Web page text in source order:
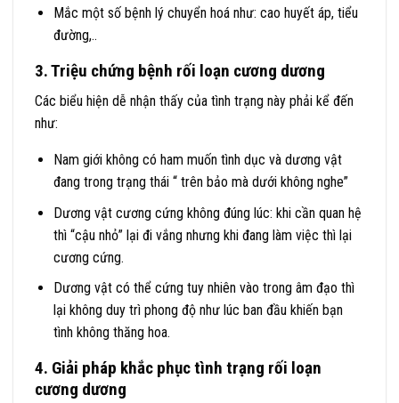
Mắc một số bệnh lý chuyển hoá như: cao huyết áp, tiểu
đường,..
3. Triệu chứng bệnh rối loạn cương dương
Các biểu hiện dễ nhận thấy của tình trạng này phải kể đến
như:
Nam giới không có ham muốn tình dục và dương vật
đang trong trạng thái “ trên bảo mà dưới không nghe”
Dương vật cương cứng không đúng lúc: khi cần quan hệ
thì “cậu nhỏ” lại đi vắng nhưng khi đang làm việc thì lại
cương cứng.
Dương vật có thể cứng tuy nhiên vào trong âm đạo thì
lại không duy trì phong độ như lúc ban đầu khiến bạn
tình không thăng hoa.
4. Giải pháp khắc phục tình trạng rối loạn
cương dương